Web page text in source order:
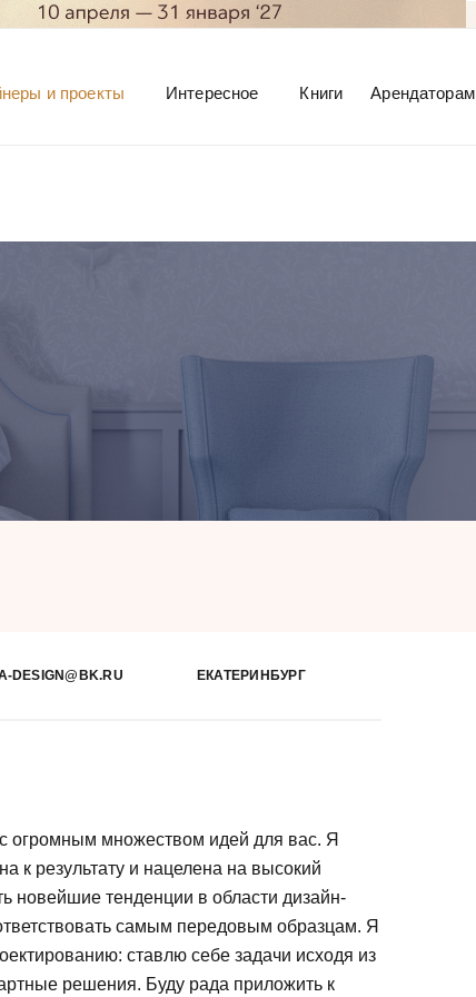
и проекты Интересное Книги Арендаторам
DESIGN@BK.RU ЕКАТЕРИНБУРГ
огромным множеством идей для вас. Я
к результату и нацелена на высокий
новейшие тенденции в области дизайн-
самым передовым образцам. Я
ставлю себе задачи исходя из
решения. Буду рада приложить к